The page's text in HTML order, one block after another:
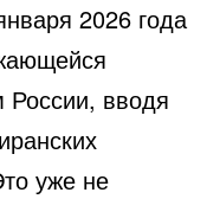
2026 года
вводя
уже не